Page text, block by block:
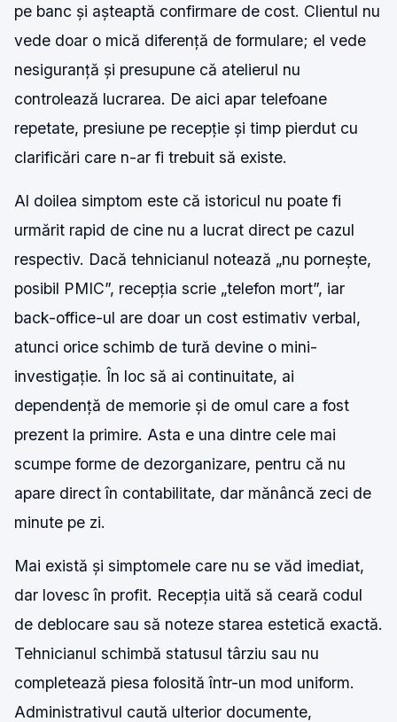
pe banc și așteaptă confirmare de cost. Clientul nu
vede doar o mică diferență de formulare; el vede
nesiguranță și presupune că atelierul nu
controlează lucrarea. De aici apar telefoane
repetate, presiune pe recepție și timp pierdut cu
clarificări care n-ar fi trebuit să existe.
Al doilea simptom este că istoricul nu poate fi
urmărit rapid de cine nu a lucrat direct pe cazul
respectiv. Dacă tehnicianul notează „nu pornește,
posibil PMIC”, recepția scrie „telefon mort”, iar
back-office-ul are doar un cost estimativ verbal,
atunci orice schimb de tură devine o mini-
investigație. În loc să ai continuitate, ai
dependență de memorie și de omul care a fost
prezent la primire. Asta e una dintre cele mai
scumpe forme de dezorganizare, pentru că nu
apare direct în contabilitate, dar mănâncă zeci de
minute pe zi.
Mai există și simptomele care nu se văd imediat,
dar lovesc în profit. Recepția uită să ceară codul
de deblocare sau să noteze starea estetică exactă.
Tehnicianul schimbă statusul târziu sau nu
completează piesa folosită într-un mod uniform.
Administrativul caută ulterior documente,